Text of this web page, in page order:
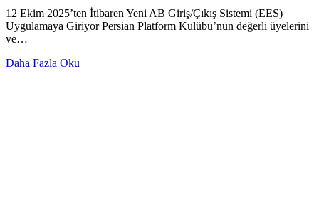
12 Ekim 2025’ten İtibaren Yeni AB Giriş/Çıkış Sistemi (EES)
Uygulamaya Giriyor Persian Platform Kulübü’nün değerli üyelerini
ve…
Daha Fazla Oku